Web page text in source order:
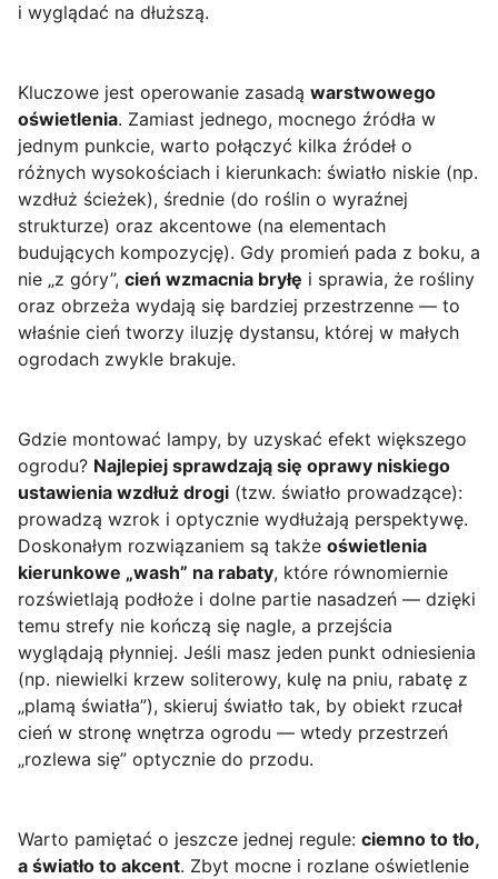
i wyglądać na dłuższą.
Kluczowe jest operowanie zasadą warstwowego
oświetlenia. Zamiast jednego, mocnego źródła w
jednym punkcie, warto połączyć kilka źródeł o
różnych wysokościach i kierunkach: światło niskie (np.
wzdłuż ścieżek), średnie (do roślin o wyraźnej
strukturze) oraz akcentowe (na elementach
budujących kompozycję). Gdy promień pada z boku, a
nie „z góry”, cień wzmacnia bryłę i sprawia, że rośliny
oraz obrzeża wydają się bardziej przestrzenne — to
właśnie cień tworzy iluzję dystansu, której w małych
ogrodach zwykle brakuje.
Gdzie montować lampy, by uzyskać efekt większego
ogrodu? Najlepiej sprawdzają się oprawy niskiego
ustawienia wzdłuż drogi (tzw. światło prowadzące):
prowadzą wzrok i optycznie wydłużają perspektywę.
Doskonałym rozwiązaniem są także oświetlenia
kierunkowe „wash” na rabaty, które równomiernie
rozświetlają podłoże i dolne partie nasadzeń — dzięki
temu strefy nie kończą się nagle, a przejścia
wyglądają płynniej. Jeśli masz jeden punkt odniesienia
(np. niewielki krzew soliterowy, kulę na pniu, rabatę z
„plamą światła”), skieruj światło tak, by obiekt rzucał
cień w stronę wnętrza ogrodu — wtedy przestrzeń
„rozlewa się” optycznie do przodu.
Warto pamiętać o jeszcze jednej regule: ciemno to tło,
a światło to akcent. Zbyt mocne i rozlane oświetlenie